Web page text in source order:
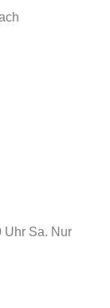
Uhr Sa. Nur